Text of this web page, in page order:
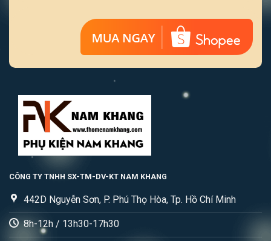
CÔNG TY TNHH SX-TM-DV-KT NAM KHANG
442D Nguyễn Sơn, P. Phú Thọ Hòa, Tp. Hồ Chí Minh
8h-12h / 13h30-17h30